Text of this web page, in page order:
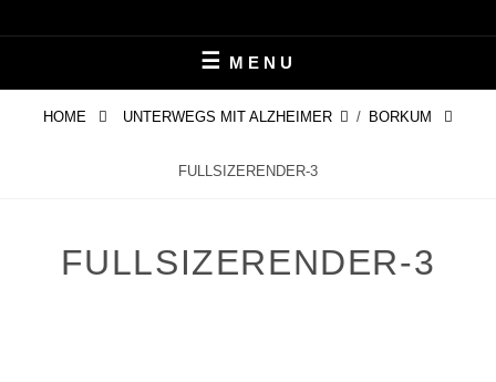
to
PERIFAIR
MENU
HOME UNTERWEGS MIT ALZHEIMER / BORKUM
FULLSIZERENDER-3
FULLSIZERENDER-3